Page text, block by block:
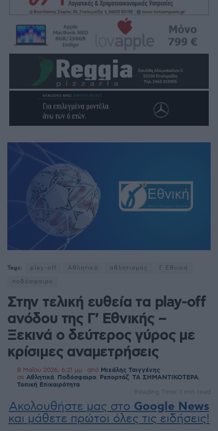
Tags: play-off Αθλητικά αθλητισμός
Γ Εθνική
ποδόσφαιρο
Στην τελική ευθεία τα play-off
ανόδου της Γ’ Εθνικής –
Ξεκινά ο δεύτερος γύρος με
κρίσιμες αναμετρήσεις
8 Μαΐου 2026, 6:21 μμ από Μιχάλης Τσιγγένης
σε Αθλητικά Ποδόσφαιρο Ρεπορτάζ ΤΑ ΣΗΜΑΝΤΙΚΟΤΕΡΑ
Τοπική Επικαιρότητα
Reading Time: 1 min read
Ακολουθήστε μας στο Google News
και μάθετε πρώτοι όλες τις ειδήσεις!